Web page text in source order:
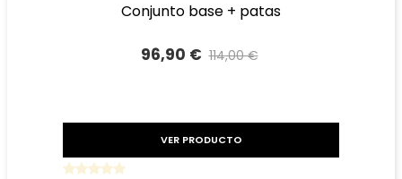
conjunto base + patas
96,90 € 114,00 €
VER PRODUCTO